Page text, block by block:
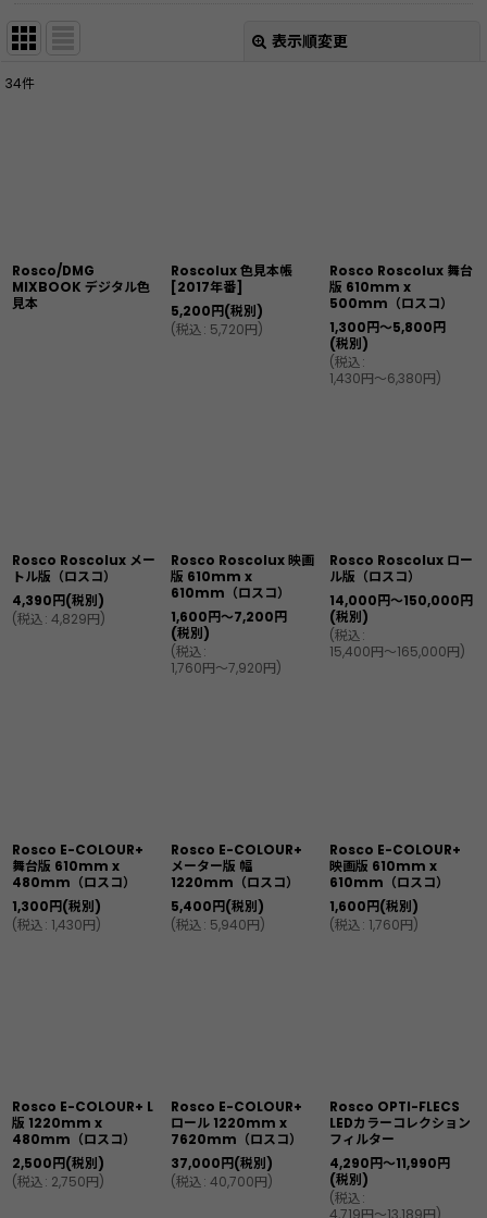
表示順変更
34件
Rosco/DMG
MIXBOOK デジタル色
見本
Roscolux 色見本帳
[2017年番]
5,200円(税別)
(税込: 5,720円)
Rosco Roscolux 舞台
版 610mm x
500mm（ロスコ）
1,300円～5,800円
(税別)
(税込:
1,430円～6,380円)
Rosco Roscolux メー
トル版（ロスコ）
4,390円(税別)
(税込: 4,829円)
Rosco Roscolux 映画
版 610mm x
610mm（ロスコ）
1,600円～7,200円
(税別)
(税込:
1,760円～7,920円)
Rosco Roscolux ロー
ル版（ロスコ）
14,000円～150,000円
(税別)
(税込:
15,400円～165,000円)
Rosco E-COLOUR+
舞台版 610mm x
480mm（ロスコ）
1,300円(税別)
(税込: 1,430円)
Rosco E-COLOUR+
メーター版 幅
1220mm（ロスコ）
5,400円(税別)
(税込: 5,940円)
Rosco E-COLOUR+
映画版 610mm x
610mm（ロスコ）
1,600円(税別)
(税込: 1,760円)
Rosco E-COLOUR+ L
版 1220mm x
480mm（ロスコ）
2,500円(税別)
(税込: 2,750円)
Rosco E-COLOUR+
ロール 1220mm x
7620mm（ロスコ）
37,000円(税別)
(税込: 40,700円)
Rosco OPTI-FLECS
LEDカラーコレクション
フィルター
4,290円～11,990円
(税別)
(税込: